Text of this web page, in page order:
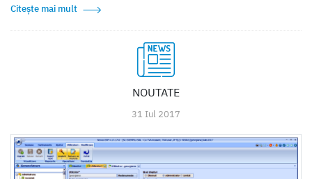
Citește mai mult
NOUTATE
31 Iul 2017